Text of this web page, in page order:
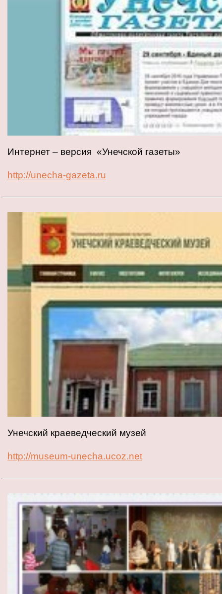
Интернет – версия «Унечской газеты»
http://unecha-gazeta.ru
Унечский краеведческий музей
http://museum-unecha.ucoz.net